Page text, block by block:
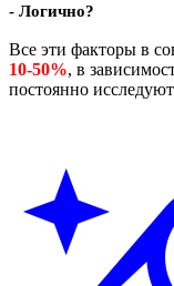
- Логично?
Все эти факторы в
10-50%, в
постоянно